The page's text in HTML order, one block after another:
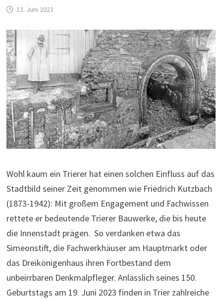
13. Juni 2023
Wohl kaum ein Trierer hat einen solchen Einfluss auf das
Stadtbild seiner Zeit genommen wie Friedrich Kutzbach
(1873-1942): Mit großem Engagement und Fachwissen
rettete er bedeutende Trierer Bauwerke, die bis heute
die Innenstadt prägen. So verdanken etwa das
Simeonstift, die Fachwerkhäuser am Hauptmarkt oder
das Dreikönigenhaus ihren Fortbestand dem
unbeirrbaren Denkmalpfleger. Anlässlich seines 150.
Geburtstags am 19. Juni 2023 finden in Trier zahlreiche